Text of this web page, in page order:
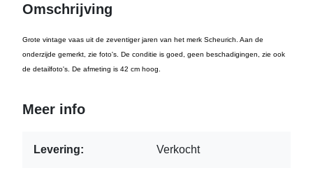
Omschrijving
Grote vintage vaas uit de zeventiger jaren van het merk Scheurich. Aan de
onderzijde gemerkt, zie foto's. De conditie is goed, geen beschadigingen, zie ook
de detailfoto's. De afmeting is 42 cm hoog.
Meer info
Levering: Verkocht